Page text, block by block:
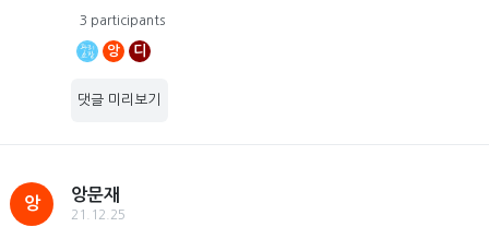
3 participants
앙 디
댓글 미리보기
앙
앙문재
21.12.25